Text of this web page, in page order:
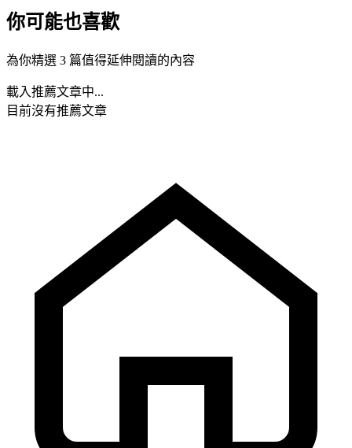
你可能也喜歡
為你精選 3 篇值得延伸閱讀的內容
載入推薦文章中...
目前沒有推薦文章